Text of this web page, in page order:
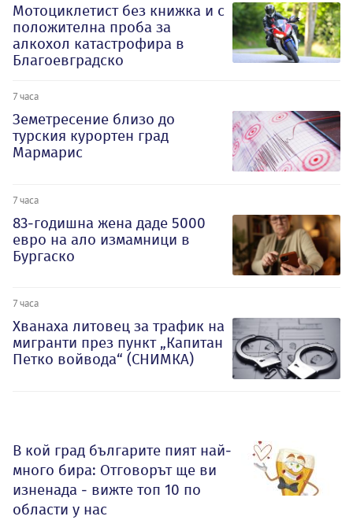
Мотоциклетист без книжка и с
положителна проба за
алкохол катастрофира в
Благоевградско
7 часа
Земетресение близо до
турския курортен град
Мармарис
7 часа
83-годишна жена даде 5000
евро на ало измамници в
Бургаско
7 часа
Хванаха литовец за трафик на
мигранти през пункт „Капитан
Петко войвода“ (СНИМКА)
В кой град българите пият най-
много бира: Отговорът ще ви
изненада - вижте топ 10 по
области у нас